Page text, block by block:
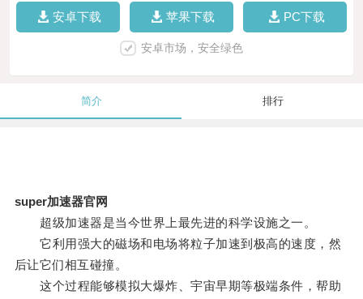
安卓下载 苹果下载 PC下载
安卓市场，安全绿色
简介 排行
super加速器官网
超级加速器是当今世界上最先进的科学设施之一。
它利用强大的磁场和电场将粒子加速到极高的速度，然
后让它们相互碰撞。
这个过程能够模拟大爆炸、宇宙早期等极端条件，帮助